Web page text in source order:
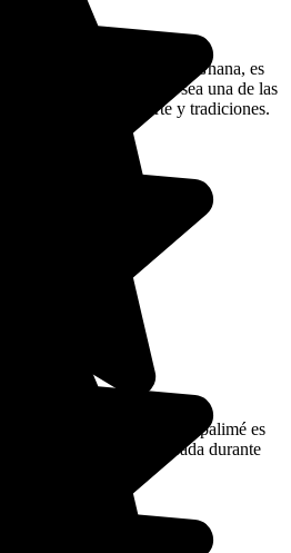
Togo, en la frontera con Ghana, es
Esto no impide que sea una de las
como por su arte y tradiciones.
las mesetas, la ciudad de Kpalimé es
para realizar una parada durante